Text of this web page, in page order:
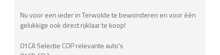
Nu voor een ieder in Terwolde te bewonderen en voor één
gelukkige ook direct rijklaar te koop!
01CA Selectie COP relevante auto's